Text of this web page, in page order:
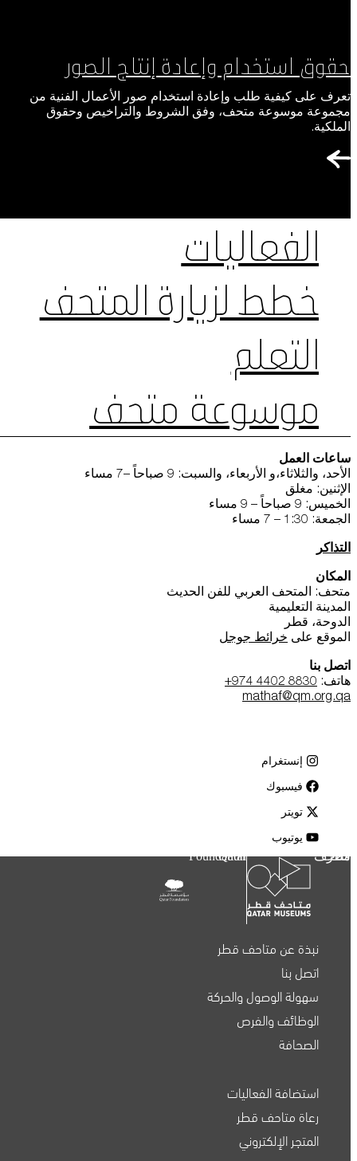
حقوق استخدام وإعادة إنتاج الصور
تعرف على كيفية طلب وإعادة استخدام صور الأعمال الفنية من
مجموعة موسوعة متحف، وفق الشروط والتراخيص وحقوق
الملكية.
الفعاليات
خطط لزيارة المتحف
التعلم
موسوعة متحف
ساعات العمل
الأحد، والثلاثاء،و الأربعاء، والسبت: 9 صباحاً –7 مساء
الإثنين: مغلق
الخميس: 9 صباحاً – 9 مساء
الجمعة: 1:30 – 7 مساء
التذاكر
المكان
متحف: المتحف العربي للفن الحديث
المدينة التعليمية
الدوحة، قطر
الموقع على خرائط جوجل
اتصل بنا
هاتف: +974 4402 8830
mathaf@qm.org.qa
إنستغرام
فيسبوك
تويتر
يوتيوب
متاحف قطر Qatar Foundation
نبذة عن متاحف قطر
اتصل بنا
سهولة الوصول والحركة
الوظائف والفرص
الصحافة
استضافة الفعاليات
رعاة متاحف قطر
المتجر الإلكتروني
متاحف قطر على الخريطة
استكشف متاحفنا، ومعارضنا، ومساحاتنا الإبداعية، المنتشرة